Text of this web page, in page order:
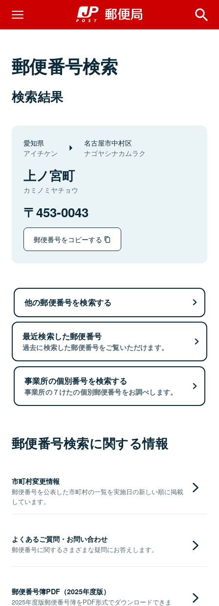
郵便番号検索
検索結果
愛知県
アイチケン
名古屋市中村区
ナゴヤシナカムラク
上ノ宮町
カミノミヤチョウ
453-0043
郵便番号をコピーする
他の郵便番号を検索する
最近検索した郵便番号
過去に検索した郵便番号をご覧いただけます。
事業所の個別番号を検索する
事業所の７けたの個別郵便番号をお調べします。
郵便番号検索に関する情報
市町村変更情報
郵便番号を公表した市町村の一覧を実施日の新しい順に掲載
しています。
よくあるご質問・お問い合わせ
郵便番号に関するさまざまな疑問にお答えします。
郵便番号簿PDF（2025年度版）
2025年度版郵便番号簿をPDF形式でダウンロードできま